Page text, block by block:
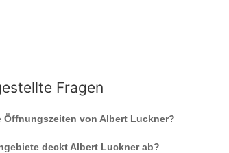
Fragen
Öffnungszeiten von Albert Luckner?
deckt Albert Lucknerab?